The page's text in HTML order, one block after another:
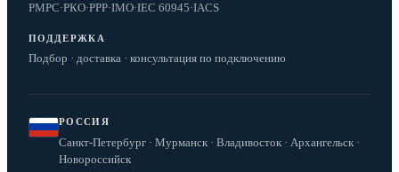
РМРС·РКО·РРР·IMO·IEC 60945·IACS
ПОДДЕРЖКА
Подбор · доставка · консультация по подключению
РОССИЯ
Санкт-Петербург · Мурманск · Владивосток · Архангельск ·
Новороссийск